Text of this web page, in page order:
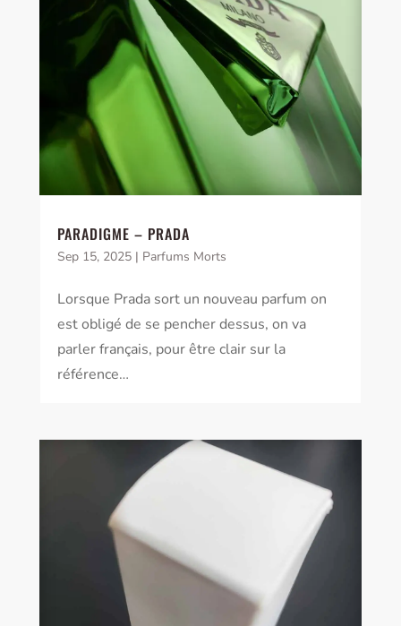
PARADIGME – PRADA
Sep 15, 2025| Parfums Morts
Lorsque Prada sort un nouveau parfum on
est obligé de se pencher dessus, on va
parler français, pour être clair sur la
référence…